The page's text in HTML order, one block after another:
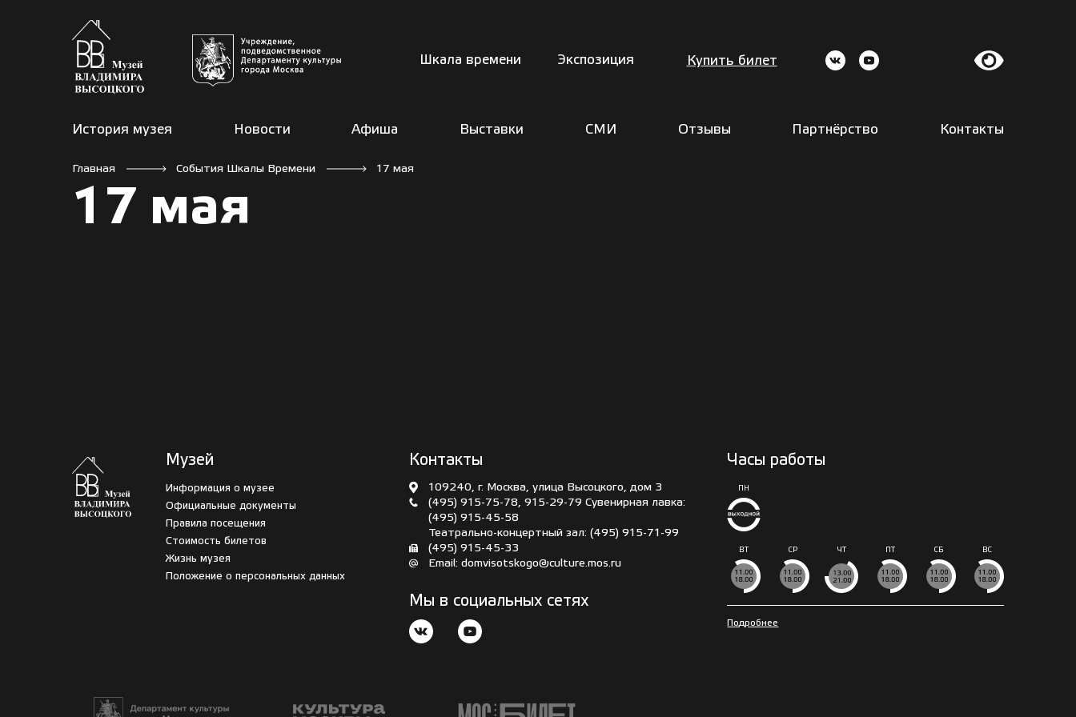
Шкала времени Экспозиция Купить билет
История музея Новости Афиша Выставки СМИ Отзывы Партнёрство Контакты
Главная События Шкалы Времени 17 мая
17 мая
Музей
Информация о музее
Официальные документы
Правила посещения
Стоимость билетов
Жизнь музея
Положение о персональных данных
Контакты
109240, г. Москва, улица Высоцкого, дом 3
(495) 915-75-78, 915-29-79 Сувенирная лавка:
(495) 915-45-58
Театрально-концертный зал: (495) 915-71-99
(495) 915-45-33
Email: domvisotskogo@culture.mos.ru
Мы в социальных сетях
Часы работы
ПН
ВТ СР ЧТ СБ ВС
Подробнее